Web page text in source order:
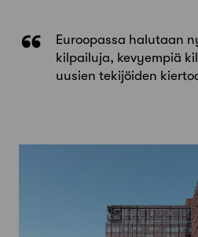
Euroopassa halutaan
kilpailuja, kevyempiä
uusien tekijöiden